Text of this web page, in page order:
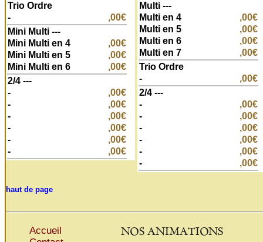
Trio Ordre
-
,00€
Mini Multi ---
Mini Multi en 4
,00€
Mini Multi en 5
,00€
Mini Multi en 6
,00€
2/4 ---
-
,00€
-
,00€
-
,00€
-
,00€
-
,00€
-
,00€
Multi ---
Multi en 4
,00€
Multi en 5
,00€
Multi en 6
,00€
Multi en 7
,00€
Trio Ordre
-
,00€
2/4 ---
-
,00€
-
,00€
-
,00€
-
,00€
-
,00€
-
,00€
haut de page
Accueil
NOS ANIMATIONS